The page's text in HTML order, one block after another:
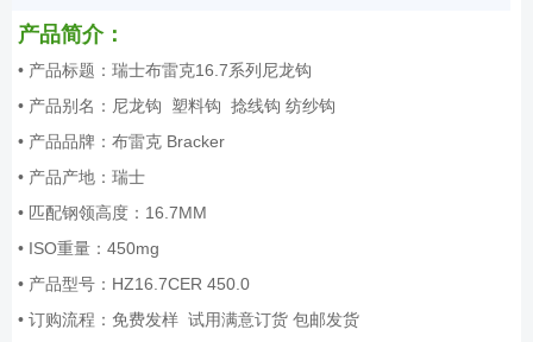
产品简介：
• 产品标题：瑞士布雷克16.7系列尼龙钩
• 产品别名：尼龙钩 塑料钩 捻线钩 纺纱钩
• 产品品牌：布雷克 Bracker
• 产品产地：瑞士
• 匹配钢领高度：16.7MM
• ISO重量：450mg
• 产品型号：HZ16.7CER 450.0
• 订购流程：免费发样 试用满意订货 包邮发货